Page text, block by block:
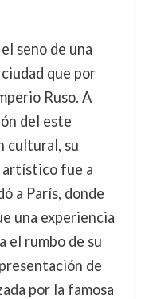
seno de una
que por
Ruso. A
del este
cultural, su
artístico fue a
a París, donde
una experiencia
el rumbo de su
de
por la famosa